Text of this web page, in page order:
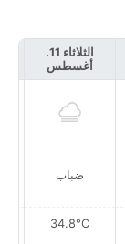
الثلاثاء 11.
أغسطس
ضباب
34.8°C